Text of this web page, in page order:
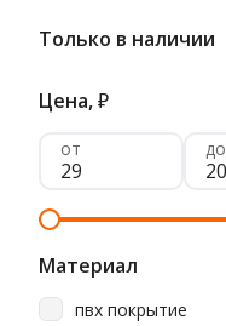
Только в наличии
Цена,₽
от до
Материал
пвх покрытие